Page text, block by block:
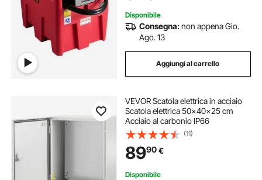
Disponibile
Consegna:non appena Gio.
Ago. 13
Aggiungi al carrello
VEVOR Scatola elettrica in acciaio
Scatola elettrica 50x40x25 cm
Acciaio al carbonio IP66
(11)
8990€
Disponibile